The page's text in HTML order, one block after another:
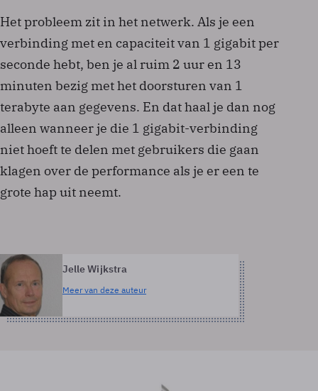
Het probleem zit in het netwerk. Als je een
verbinding met en capaciteit van 1 gigabit per
seconde hebt, ben je al ruim 2 uur en 13
minuten bezig met het doorsturen van 1
terabyte aan gegevens. En dat haal je dan nog
alleen wanneer je die 1 gigabit-verbinding
niet hoeft te delen met gebruikers die gaan
klagen over de performance als je er een te
grote hap uit neemt.
Jelle Wijkstra
Meer van deze auteur